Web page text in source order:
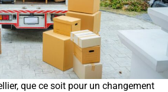
que ce soit pour un changement